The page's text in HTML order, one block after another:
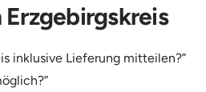
inklusive Lieferung mitteilen?”